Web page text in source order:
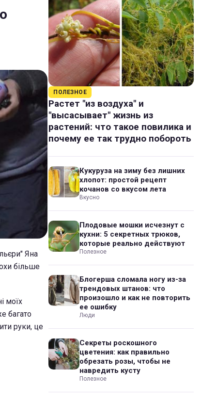
Яна
більше
моїх
багато
руки, це
ПОЛЕЗНОЕ
Растет "из воздуха" и
"высасывает" жизнь из
растений: что такое повилика и
почему ее так трудно побороть
Кукуруза на зиму без лишних
хлопот: простой рецепт
кочанов со вкусом лета
Вкусно
Плодовые мошки исчезнут с
кухни: 5 секретных трюков,
которые реально действуют
Полезное
Блогерша сломала ногу из-за
трендовых штанов: что
произошло и как не повторить
ее ошибку
Люди
Секреты роскошного
цветения: как правильно
обрезать розы, чтобы не
навредить кусту
Полезное